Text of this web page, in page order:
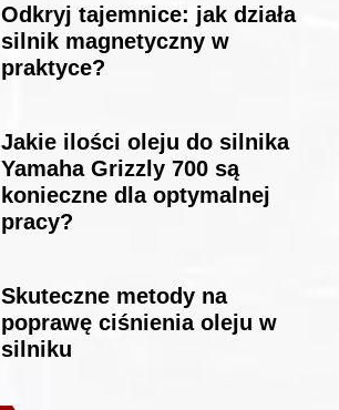
Odkryj tajemnice: jak działa
silnik magnetyczny w
praktyce?
Jakie ilości oleju do silnika
Yamaha Grizzly 700 są
konieczne dla optymalnej
pracy?
Skuteczne metody na
poprawę ciśnienia oleju w
silniku